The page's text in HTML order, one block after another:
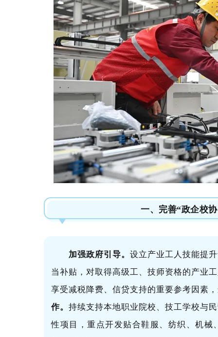
一、完善“政企校
加强政府引导。 设立产业工人技能提
当补贴，对取得高级工、技师资格的产业
享受减税降费、信贷支持的重要参考因素
作。 持续支持本地职业院校、技工学校与
性项目，重点开发贴合鞋服、纺织、机